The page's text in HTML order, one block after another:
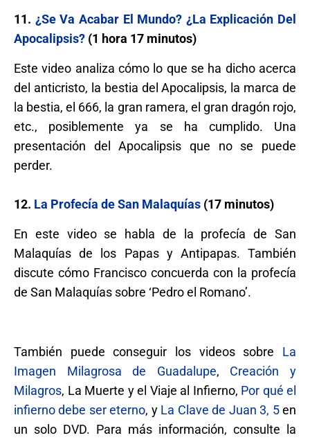
11. ¿Se Va Acabar El Mundo? ¿La Explicación Del
Apocalipsis? (1 hora 17 minutos)
Este video analiza cómo lo que se ha dicho acerca
del anticristo, la bestia del Apocalipsis, la marca de
la bestia, el 666, la gran ramera, el gran dragón rojo,
etc., posiblemente ya se ha cumplido. Una
presentación del Apocalipsis que no se puede
perder.
12. La Profecía de San Malaquías (17 minutos)
En este video se habla de la profecía de San
Malaquías de los Papas y Antipapas. También
discute cómo Francisco concuerda con la profecía
de San Malaquías sobre ‘Pedro el Romano’.
También puede conseguir los videos sobre La
Imagen Milagrosa de Guadalupe, Creación y
Milagros, La Muerte y el Viaje al Infierno, Por qué el
infierno debe ser eterno, y La Clave de Juan 3, 5en
un solo DVD. Para más información, consulte la